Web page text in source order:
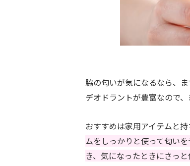
脇の匂いが気になるなら、
デオドラントが豊富なので
おすすめは家用アイテムと
ムをしっかりと使って匂い
き、気になったときにさっと